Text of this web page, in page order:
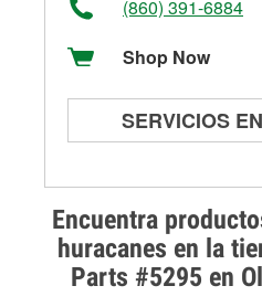
Encuentra
huracanes en la
Parts #5295 en
(860) 391-6884
Shop Now
SERVICIOS
Prueba de
arrancadores
Revisión de la